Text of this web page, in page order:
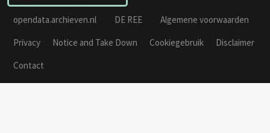
opendata.archieven.nl DE REE
Algemene voorwaarden
Privacy
Notice and Take Down Cookiegebruik
Disclaimer
Contact